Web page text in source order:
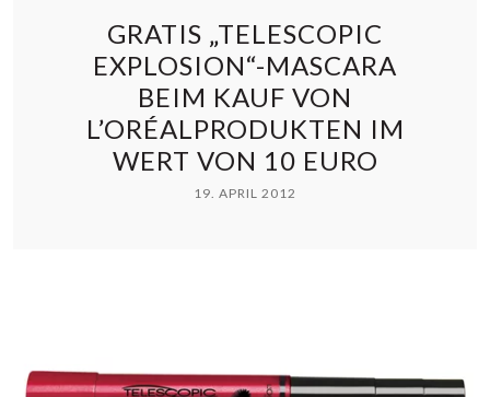
GRATIS „TELESCOPIC
EXPLOSION“-MASCARA
BEIM KAUF VON
L’ORÉALPRODUKTEN IM
WERT VON 10 EURO
19. APRIL 2012